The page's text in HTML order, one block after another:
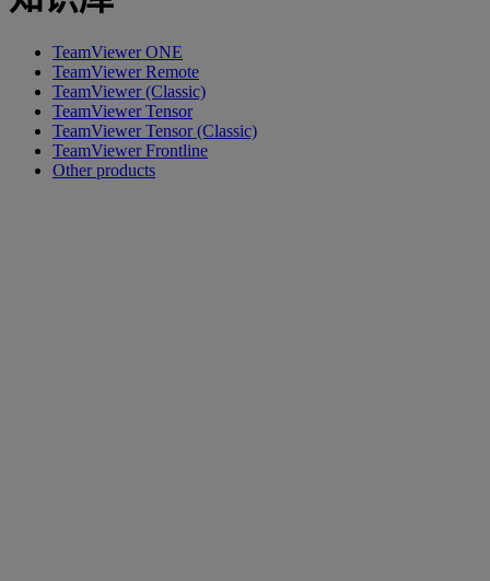
TeamViewer ONE
TeamViewer Remote
TeamViewer (Classic)
TeamViewer Tensor
TeamViewer Tensor (Classic)
TeamViewer Frontline
Other products